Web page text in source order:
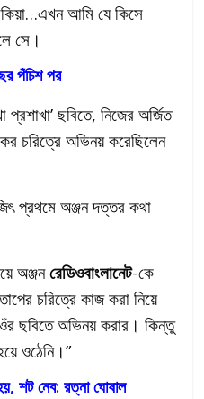
আমি যে কিসে
সে।
পঁচিশ পর
প্রশাখা’ ছবিতে, নিজের অর্জিত
চরিত্রে অভিনয় করেছিলেন
প্রথমে অঞ্জন দত্তর কথা
অঞ্জনরেডিওবাংলানেট-কে
চরিত্রে কাজ করা নিয়ে
ছবিতে অভিনয় করার। কিন্তু
ওঠেনি।”
শট নেব: রত্না ঘোষাল